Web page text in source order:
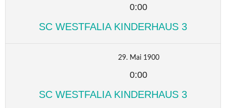
0:00
SC WESTFALIA KINDERHAUS 3
29. Mai 1900
0:00
SC WESTFALIA KINDERHAUS 3